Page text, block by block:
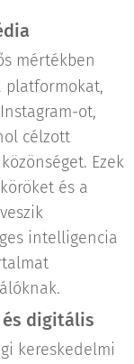
mértékben
platformokat,
ot,
célzott
Ezek
és a
intelligencia
és digitális
kereskedelmi